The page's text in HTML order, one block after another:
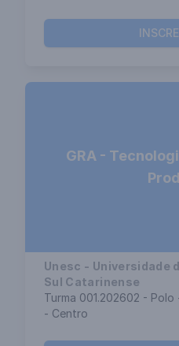
GRA -
Unesc - Universidade
Sul Catarinense
Turma 001.202602 - Polo
- Centro